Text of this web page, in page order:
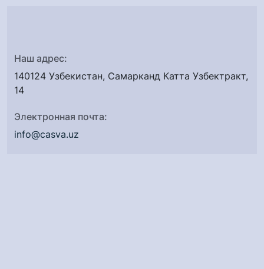
Наш адрес:
140124 Узбекистан, Самарканд Катта Узбектракт,
14
Электронная почта:
info@casva.uz